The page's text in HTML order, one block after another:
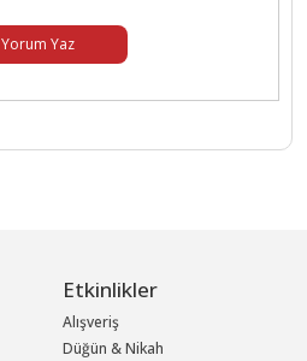
Yorum Yaz
Etkinlikler
Alışveriş
Düğün & Nikah